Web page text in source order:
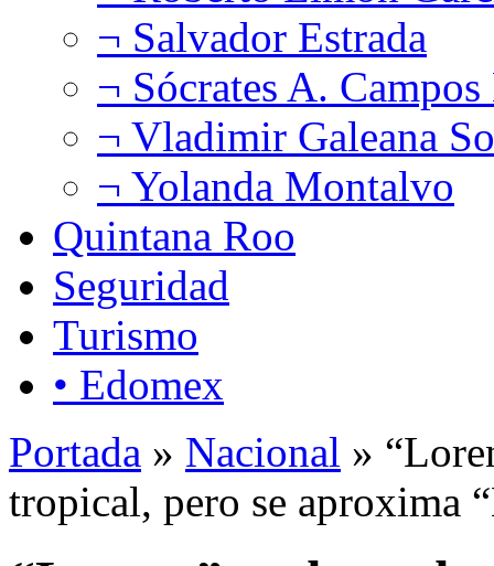
¬ Salvador Estrada
¬ Sócrates A.
¬ Vladimir Galeana
¬ Yolanda Montalvo
Quintana Roo
Seguridad
Turismo
• Edomex
Portada » Nacional »
tropical, pero se aproxima